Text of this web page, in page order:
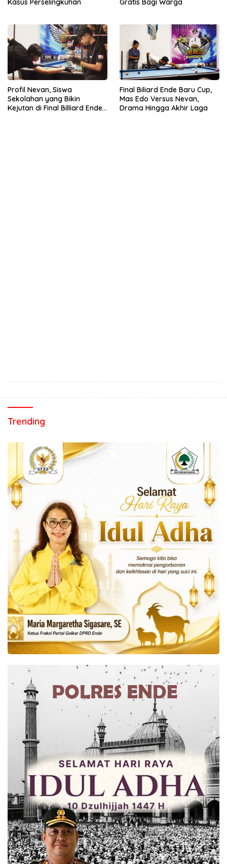
Profil Nevan, Siswa
Sekolahan yang Bikin
Kejutan di Final Billiard Ende
Final Biliard Ende Baru Cup,
Mas Edo Versus Nevan,
Drama Hingga Akhir Laga
Trending